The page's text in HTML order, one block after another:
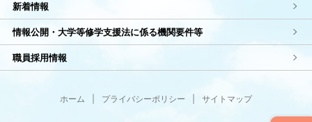
新着情報
情報公開・大学等修学支援法に係る機関要件等
職員採用情報
ホーム プライバシーポリシー サイトマップ